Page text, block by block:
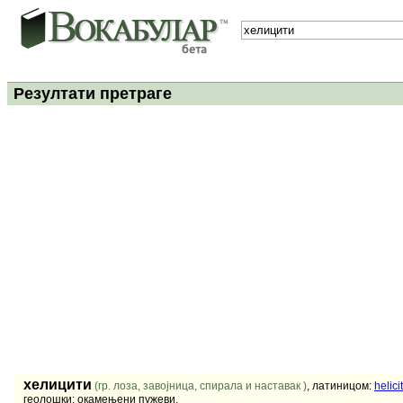
Резултати претраге
хелицити (гр. лоза, завојница, спирала и наставак ), латиницом:
геолошки: окамењени пужеви.